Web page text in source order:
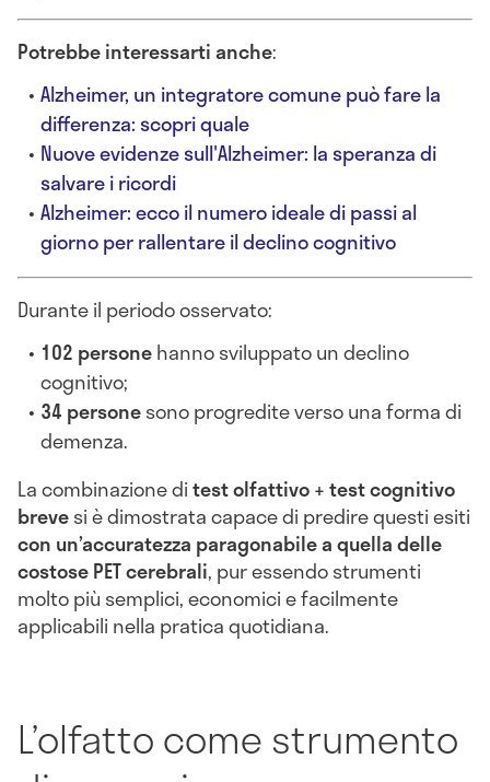
Potrebbe interessarti anche:
Alzheimer, un integratore comune può fare la
differenza: scopri quale
Nuove evidenze sull'Alzheimer: la speranza di
salvare i ricordi
Alzheimer: ecco il numero ideale di passi al
giorno per rallentare il declino cognitivo
Durante il periodo osservato:
102 personehanno sviluppato un declino
cognitivo;
34 personesono progredite verso una forma di
demenza.
La combinazione ditest olfattivo + test cognitivo
brevesi è dimostrata capace di predire questi esiti
con un’accuratezza paragonabile a quella delle
costose PET cerebrali, pur essendo strumenti
molto più semplici, economici e facilmente
applicabili nella pratica quotidiana.
L’olfatto come strumento